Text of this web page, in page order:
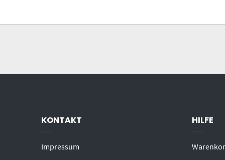
KONTAKT
Impressum
HILFE